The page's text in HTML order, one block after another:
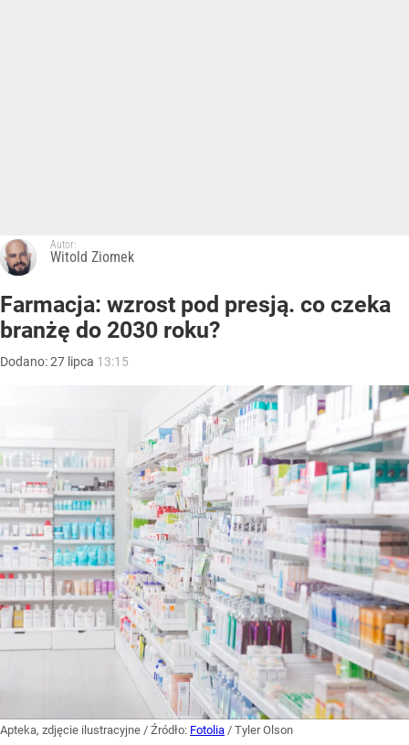
Autor:
Witold Ziomek
Farmacja: wzrost pod presją. co czeka
branżę do 2030 roku?
Dodano:27 lipca 13:15
Apteka, zdjęcie ilustracyjne / Źródło: Fotolia / Tyler Olson